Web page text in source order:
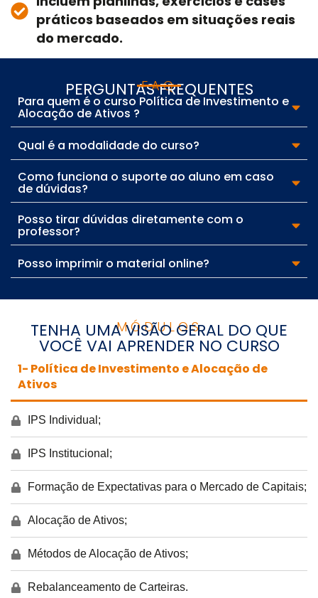
práticos baseados em situações reais
do mercado.
FAQ
PERGUNTAS FREQUENTES
Para quem é o curso Política de Investimento e
Alocação de Ativos ?
Qual é a modalidade do curso?
Como funciona o suporte ao aluno em caso
de dúvidas?
Posso tirar dúvidas diretamente com o
professor?
Posso imprimir o material online?
MÓDULOS
TENHA UMA VISÃO GERAL DO QUE
VOCÊ VAI APRENDER NO CURSO
1- Política de Investimento e Alocação de
Ativos
IPS Individual;
IPS Institucional;
Formação de Expectativas para o Mercado de Capitais;
Alocação de Ativos;
Métodos de Alocação de Ativos;
Rebalanceamento de Carteiras.